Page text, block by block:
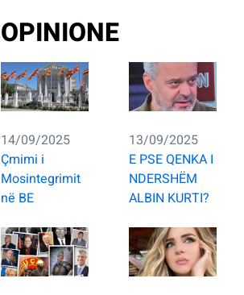
OPINIONE
14/09/2025
Çmimi i
Mosintegrimit
në BE
13/09/2025
E PSE QENKA I
NDERSHËM
ALBIN KURTI?